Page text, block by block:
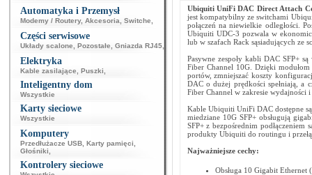
Automatyka i Przemysł
Modemy / Routery, Akcesoria Switche
Części serwisowe
Układy scalone Pozostałe Gniazda RJ45
Elektryka
Kable zasilające Puszki
Inteligentny dom
Wszystkie
Karty sieciowe
Wszystkie
Komputery
Przedłużacze USB Karty pamięci
Głośniki
Kontrolery sieciowe
Ubiquiti UniFi DAC Direct Attach
jest kompatybilny ze switchami
połączeń na niewielkie odległości.
Ubiquiti UDC-3 pozwala w
lub w szafach Rack sąsiadujących ze
Pasywne zespoły kabli DAC SFP+
Fiber Channel 10G. Dzięki
portów, zmniejszać koszty
DAC o dużej prędkości spełniają, a
Fiber Channel w zakresie wydajności
Kable Ubiquiti UniFi DAC dostępne
miedziane 10G SFP+ obsługują
SFP+ z bezpośrednim
produkty Ubiquiti do routingu i
Najważniejsze cechy:
Obsługa 10 Gigabit Ethernet